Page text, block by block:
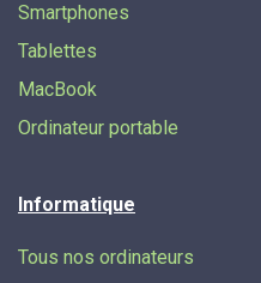
Smartphones
Tablettes
MacBook
Ordinateur portable
Informatique
Tous nos ordinateurs